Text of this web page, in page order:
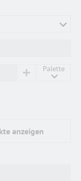
PLUS
Palette